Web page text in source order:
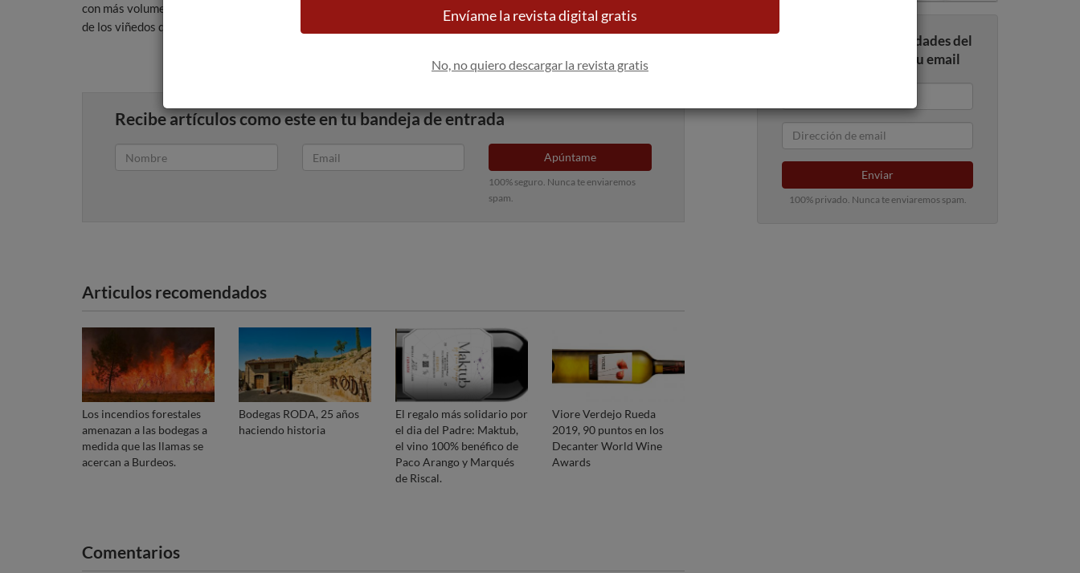
con más volumen, “este vino será uno de los grandes RODA, es una añada sobresaliente y lleva impreso el paisaje
de los viñedos que lo han visto nacer”, manifiesta el director general de Bodegas RODA.
Recibe artículos como este en tu bandeja de entrada
Apúntame
100% seguro. Nunca te enviaremos
spam.
Articulos recomendados
Los incendios forestales
amenazan a las bodegas a
medida que las llamas se
acercan a Burdeos.
Bodegas RODA, 25 años
haciendo historia
El regalo más solidario por
el dia del Padre: Maktub,
el vino 100% benéfico de
Paco Arango y Marqués
de Riscal.
Viore Verdejo Rueda
2019, 90 puntos en los
Decanter World Wine
Awards
Comentarios
Recibe todas las novedades del
mundo del vino en tu email
Enviar
100% privado. Nunca te enviaremos spam.
Envíame la revista digital gratis
No, no quiero descargar la revista gratis